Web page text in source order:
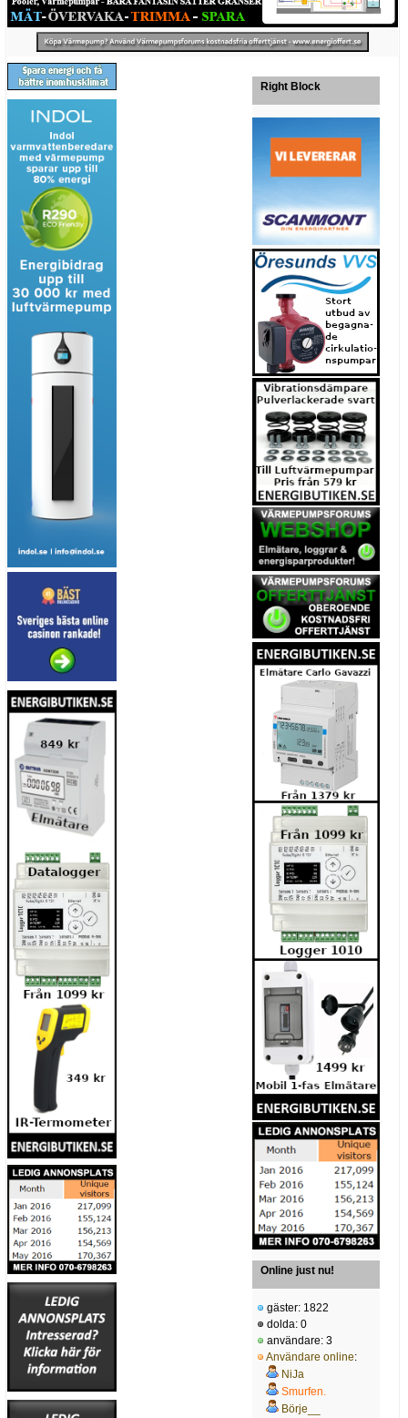
Right Block
Online just nu!
gäster: 1822
dolda: 0
användare: 3
Användare online:
NiJa
Smurfen.
Börje__